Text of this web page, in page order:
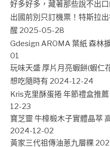
好多好多，藏著那些說不出
出國前別只訂機票！特斯拉
醒 2025-05-28
Gdesign AROMA 葉紙 森林
01
玩味天盛 厚片月亮蝦餅(蝦仁
想吃隨時有 2024-12-24
Kris克里酥蛋捲 年節禮盒推
12-23
寶芝靈 牛樟椴木子實體晶萃
2024-12-02
黃家三代祖傳油蔥九層粿